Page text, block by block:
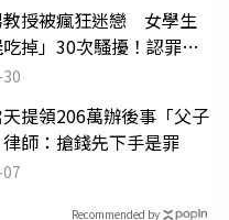
教授被瘋狂迷戀 女學生
掉」30次騷擾！認罪免
提領206萬辦後事「父子
師：搶錢先下手是罪
Recommended by